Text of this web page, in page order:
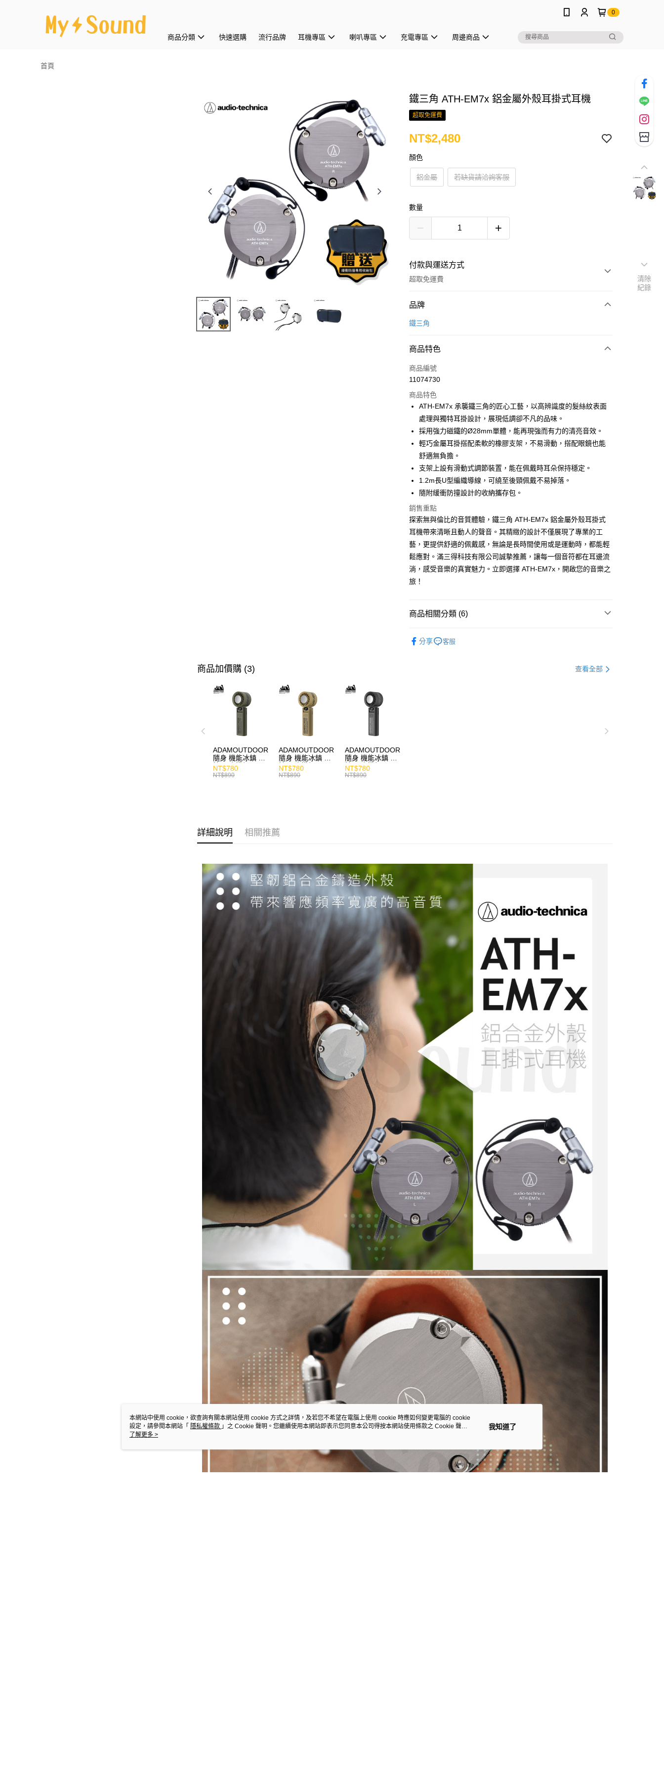
0
商品分類 快速選購 流行品牌 耳機專區 喇叭專區 充電專區 周邊商品
首頁
鐵三角 ATH-EM7x 鋁金屬外殼耳掛式耳機
超取免運費
NT$2,480
顏色
鋁金屬 若缺貨請洽詢客服
數量
付款與運送方式
超取免運費
付款方式
信用卡一次付款
街口支付
悠遊付
ATM付款
運送方式
付款後全家取貨
免運費
付款後7-11取貨
免運費
宅配
每筆NT$130，滿NT$399(含以上)免運費
品牌
鐵三角
商品特色
商品編號
11074730
商品特色
ATH-EM7x 承襲鐵三角的匠心工藝，以高辨識度的髮絲紋表面
處理與獨特耳掛設計，展現低調卻不凡的品味。
採用強力磁鐵的Ø28mm單體，能再現強而有力的清亮音效。
輕巧金屬耳掛搭配柔軟的橡膠支架，不易滑動，搭配眼鏡也能
舒適無負擔。
支架上設有滑動式調節裝置，能在佩戴時耳朵保持穩定。
1.2m長U型編織導線，可繞至後頸佩戴不易掉落。
隨附緩衝防撞設計的收納攜存包。
銷售重點
探索無與倫比的音質體驗，鐵三角 ATH-EM7x 鋁金屬外殼耳掛式
耳機帶來清晰且動人的聲音。其精緻的設計不僅展現了專業的工
藝，更提供舒適的佩戴感，無論是長時間使用或是運動時，都能輕
鬆應對。滿三得科技有限公司誠摯推薦，讓每一個音符都在耳邊流
淌，感受音樂的真實魅力。立即選擇 ATH-EM7x，開啟您的音樂之
旅！
商品相關分類 (6)
分享 客服
商品加價購 (3) 查看全部
ADAMOUTDOOR
隨身 機能冰鎮 手
持風扇 掛繩
NT$780
NT$890
ADAMOUTDOOR
隨身 機能冰鎮 手
持風扇 掛繩
NT$780
NT$890
ADAMOUTDOOR
隨身 機能冰鎮 手
持風扇 掛繩
NT$780
NT$890
詳細說明 相關推薦
清除
紀錄
本網站中使用 cookie，欲查詢有關本網站使用 cookie 方式之詳情，及若您不希望在電腦上使用 cookie 時應如何變更電腦的 cookie
設定，請參閱本網站「 隱私權條款 」之 Cookie 聲明。您繼續使用本網站即表示您同意本公司得按本網站使用條款之 Cookie 聲明
使用 cookie。
了解更多 >
我知道了